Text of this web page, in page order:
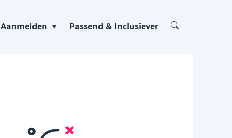
Aanmelden Passend & Inclusiever